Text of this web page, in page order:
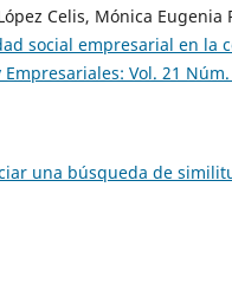
Celis, Mónica Eugenia
social empresarial en la
Empresariales: Vol. 21
una búsqueda de